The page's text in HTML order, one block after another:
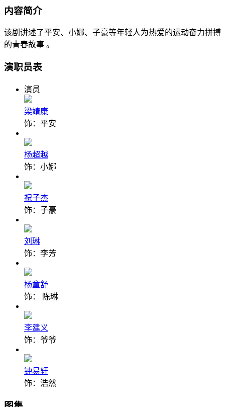
内容简介
该剧讲述了平安、小娜、子豪等年轻人为热爱的运动奋力拼搏
的青春故事 。
演职员表
演员
梁靖康
饰：平安
杨超越
饰：小娜
祝子杰
饰：子豪
刘琳
饰：李芳
杨童舒
饰： 陈琳
李建义
饰：爷爷
钟易轩
饰：浩然